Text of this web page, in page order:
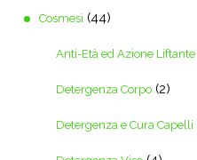
Cosmesi (44)
Anti-Età ed Azione Liftante
Detergenza Corpo (2)
Detergenza e Cura Capelli